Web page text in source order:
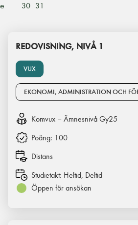
e
30 31
VUX
REDOVISNING, NIVÅ 1
EKONOMI, ADMINISTRATION OCH
Komvux – Ämnesnivå Gy25
Poäng: 100
Distans
Studietakt: Heltid, Deltid
Öppen för ansökan